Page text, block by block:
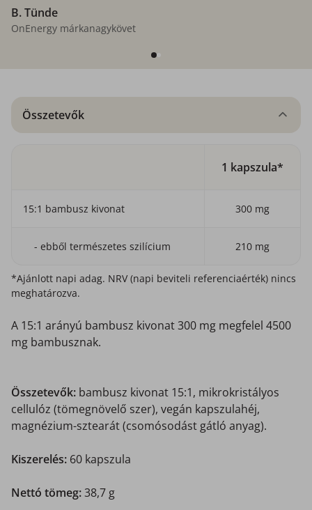
B. Tünde
OnEnergy márkanagykövet
Összetevők
1 kapszula*
15:1 bambusz kivonat 300 mg
- ebből természetes szilícium 210 mg
*Ajánlott napi adag. NRV (napi beviteli referenciaérték) nincs
meghatározva.
A 15:1 arányú bambusz kivonat 300 mg megfelel 4500
mg bambusznak.
Összetevők: bambusz kivonat 15:1, mikrokristályos
cellulóz (tömegnövelő szer), vegán kapszulahéj,
magnézium-sztearát (csomósodást gátló anyag).
Kiszerelés: 60 kapszula
Nettó tömeg:38,7 g